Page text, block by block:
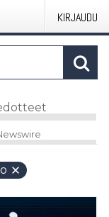
KIRJAUDU